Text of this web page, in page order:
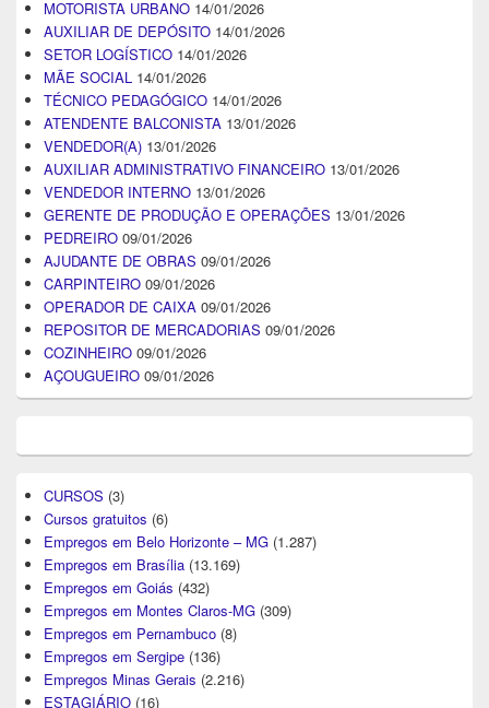
MOTORISTA URBANO 14/01/2026
AUXILIAR DE DEPÓSITO 14/01/2026
SETOR LOGÍSTICO 14/01/2026
MÃE SOCIAL 14/01/2026
TÉCNICO PEDAGÓGICO 14/01/2026
ATENDENTE BALCONISTA 13/01/2026
VENDEDOR(A) 13/01/2026
AUXILIAR ADMINISTRATIVO FINANCEIRO 13/01/2026
VENDEDOR INTERNO 13/01/2026
GERENTE DE PRODUÇÃO E OPERAÇÕES 13/01/2026
PEDREIRO 09/01/2026
AJUDANTE DE OBRAS 09/01/2026
CARPINTEIRO 09/01/2026
OPERADOR DE CAIXA 09/01/2026
REPOSITOR DE MERCADORIAS 09/01/2026
COZINHEIRO 09/01/2026
AÇOUGUEIRO 09/01/2026
CURSOS (3)
Cursos gratuitos (6)
Empregos em Belo Horizonte – MG (1.287)
Empregos em Brasília (13.169)
Empregos em Goiás (432)
Empregos em Montes Claros-MG (309)
Empregos em Pernambuco (8)
Empregos em Sergipe (136)
Empregos Minas Gerais (2.216)
ESTAGIÁRIO (16)